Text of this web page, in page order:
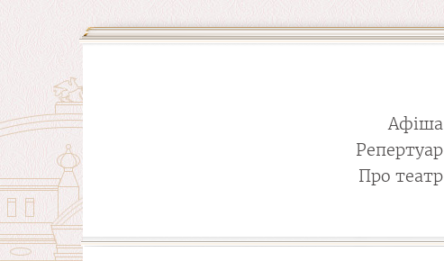
Афіша
Репертуар
Про театр